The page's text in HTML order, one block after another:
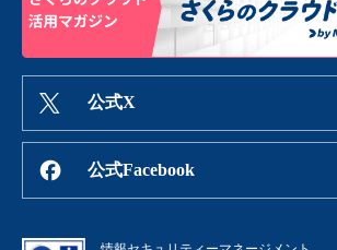
公式X
公式Facebook